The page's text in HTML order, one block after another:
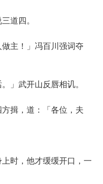
道四。
主！」冯百川强词夺
武开山反唇相讥。
揖，道：「各位，夫
时，他才缓缓开口，一